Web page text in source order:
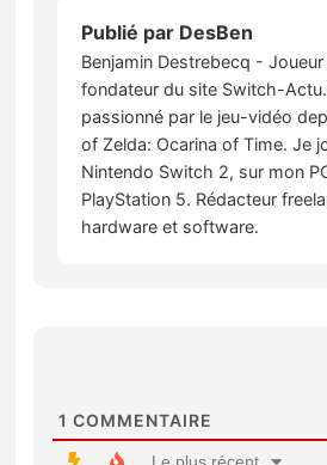
Publié par DesBen
Benjamin Destrebecq - Joueur
fondateur du site Switch-
passionné par le jeu-vidéo
of Zelda: Ocarina of Time. Je
Nintendo Switch 2, sur mon
PlayStation 5. Rédacteur
hardware et software.
1 COMMENTAIRE